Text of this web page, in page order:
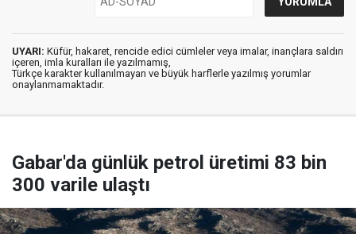
UYARI: Küfür, hakaret, rencide edici cümleler veya imalar, inançlara saldırı
içeren, imla kuralları ile yazılmamış,
Türkçe karakter kullanılmayan ve büyük harflerle yazılmış yorumlar
onaylanmamaktadır.
Gabar'da günlük petrol üretimi 83 bin
300 varile ulaştı